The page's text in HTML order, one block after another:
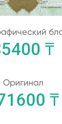
₸
Оригинал
₸